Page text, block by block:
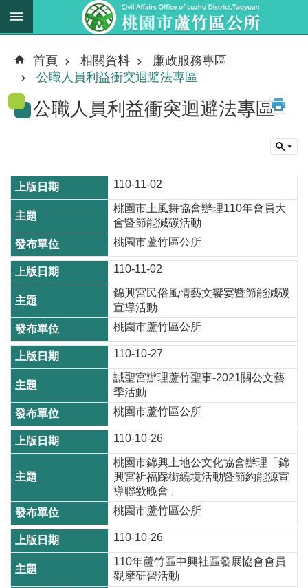
跳到主要內容區塊
新
消
息
業
法
規
料
進
階
搜
尋
蘆
竹
區
介
紹
訊
息
公
告
生
首頁 相關資料
廉政服務專區
公職人員利益衝突迴避法專區
公職人員利益衝突迴避法專區
110-11-02
桃園市土風舞協會辦理110年會員大
會暨節能減碳活動
桃園市蘆竹區公所
110-11-02
錦興宮民俗風情藝文饗宴暨節能減碳
宣導活動
桃園市蘆竹區公所
110-10-27
誠聖宮辦理蘆竹聖事-2021關公文藝
季活動
桃園市蘆竹區公所
110-10-26
桃園市錦興土地公文化協會辦理「錦
興宮祈福踩街繞境活動暨節約能源宣
導聯歡晚會」
桃園市蘆竹區公所
110-10-26
110年蘆竹區中興社區發展協會會員
觀摩研習活動